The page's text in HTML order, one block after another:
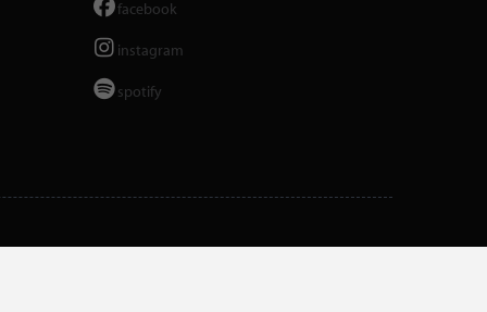
facebook
instagram
spotify